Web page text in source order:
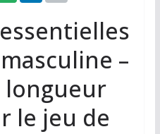
–
longueur
le jeu de